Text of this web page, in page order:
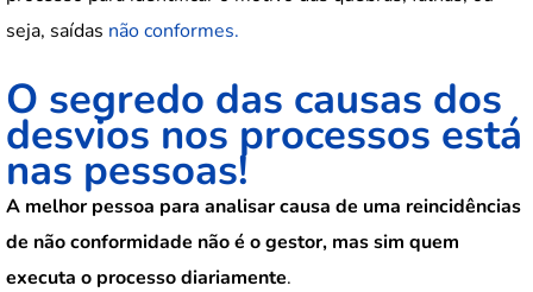
seja, saídas não conformes.
O segredo das causas dos
desvios nos processos está
nas pessoas!
A melhor pessoa para analisar causa de uma reincidências
de não conformidade não é o gestor, mas sim quem
executa o processo diariamente.